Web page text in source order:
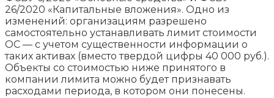
26/2020 «Капитальные вложения». Одно из
изменений: организациям разрешено
самостоятельно устанавливать лимит стоимости
ОС — с учетом существенности информации о
таких активах (вместо твердой цифры 40 000 руб.).
Объекты со стоимостью ниже принятого в
компании лимита можно будет признавать
расходами периода, в котором они понесены.